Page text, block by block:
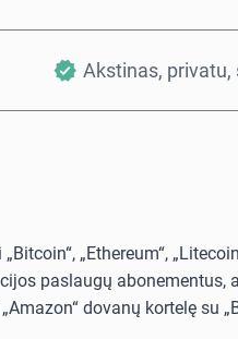
Akstinas, privatu,
„Ethereum“,
paslaugų abonementus,
dovanų kortelę su